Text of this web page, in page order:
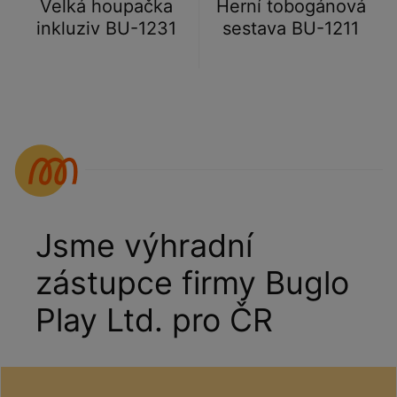
Velká houpačka
inkluziv BU-1231
Herní tobogánová
sestava BU-1211
Jsme výhradní
zástupce firmy Buglo
Play Ltd. pro ČR